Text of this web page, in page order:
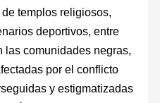
templos religiosos,
deportivos, entre
las comunidades negras,
por el conflicto
y estigmatizadas